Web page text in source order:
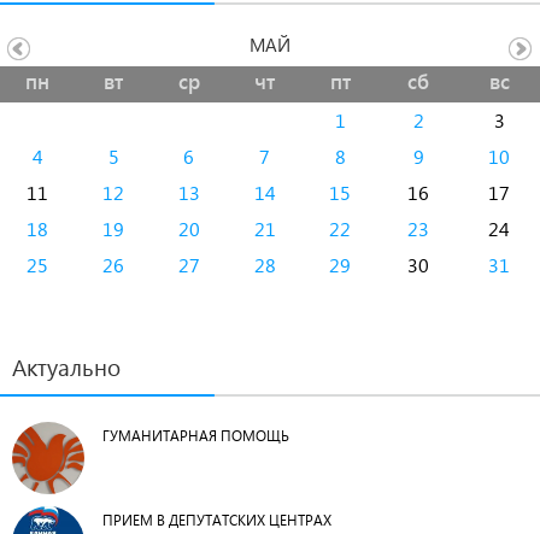
пн вт ср чт пт сб вс
1 2
3
4
5 6 7 8 9
10
11
12 13 14 15 16
17
18
19 20 21 22 23
24
25
26 27 28 29 30 31
МАЙ
Актуально
ГУМАНИТАРНАЯ ПОМОЩЬ
ПРИЕМ В ДЕПУТАТСКИХ ЦЕНТРАХ